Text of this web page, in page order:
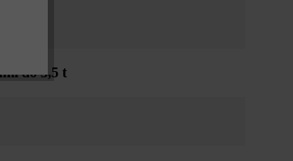
do 3,5 t